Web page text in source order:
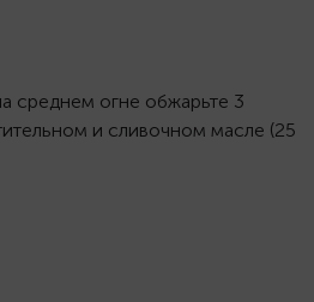
среднем огне обжарьте 3
и сливочном масле (25